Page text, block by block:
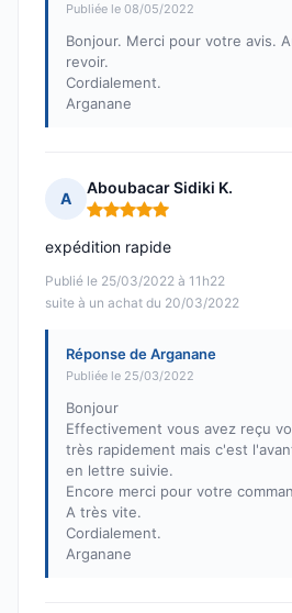
Publiée le 08/05/2022
Bonjour. Merci pour votre avis.
revoir.
Cordialement.
Arganane
A
Aboubacar Sidiki K.
Note : 5 sur 5
Publié le 25/03/2022 à 11h22
suite à un achat du 20/03/2022
expédition rapide
Réponse de Arganane
Publiée le 25/03/2022
Bonjour
Effectivement vous avez reçu
très rapidement mais c'est
en lettre suivie.
Encore merci pour votre
A très vite.
Cordialement.
Arganane